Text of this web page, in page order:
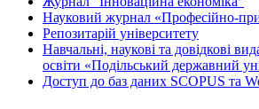
Науковий журнал «Професійно-
Репозитарій університету
Навчальні, наукові та довідкові
освіти «Подільський державний
Доступ до баз даних SCOPUS та